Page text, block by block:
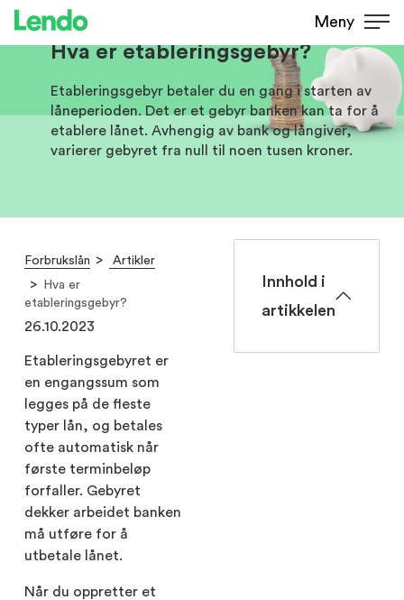
Meny
Hva er etableringsgebyr?
Etableringsgebyr betaler du en gang i starten av
låneperioden. Det er et gebyr banken kan ta for å
etablere lånet. Avhengig av bank og långiver,
varierer gebyret fra null til noen tusen kroner.
Forbrukslån
Artikler
Hva er
etableringsgebyr?
26.10.2023
Etableringsgebyret er
en engangssum som
legges på de fleste
typer lån, og betales
ofte automatisk når
første terminbeløp
forfaller. Gebyret
dekker arbeidet banken
må utføre for å
utbetale lånet.
Når du oppretter et
Innhold i
artikkelen